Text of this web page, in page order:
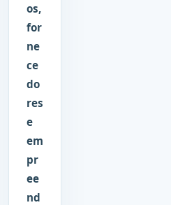
os,
for
ne
ce
do
res
e
em
pr
ee
nd